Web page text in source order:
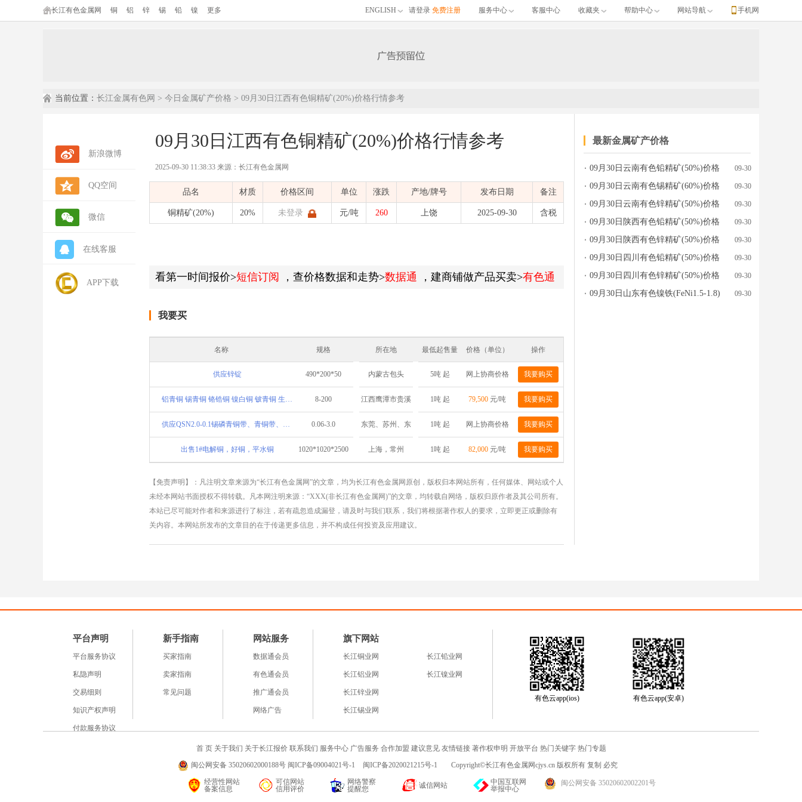
长江有色金属网 铜 铝 锌 锡 铅 镍 更多 ENGLISH 请登录 免费注册 服务中心 客服中心 收藏夹 帮助中心 网站导航 手机网
当前位置： 长江金属有色网 > 今日金属矿产价格 > 09月30日江西有色铜精矿(20%)价格行情参考
新浪微博
QQ空间
微信
在线客服
APP下载
09月30日江西有色铜精矿(20%)价格行情参考
2025-09-30 11:38:33 来源：长江有色金属网
品名 材质 价格区间 单位 涨跌 产地/牌号 发布日期 备注
铜精矿(20%) 20% 未登录 元/吨 260 上饶 2025-09-30 含税
看第一时间报价>短信订阅 ，查价格数据和走势>数据通 ，建商铺做产品买卖>有色通
我要买
名称 规格 所在地 最低起售量 价格（单位） 操作
供应锌锭 490*200*50 内蒙古包头 5吨 起 网上协商价格 我要购买
铝青铜 锡青铜 铬锆铜 镍白铜 铍青铜 生产厂直销 管棒板 8-200 江西鹰潭市贵溪
市铜产业循环经
济基地
1吨 起 79,500 元/吨 我要购买
供应QSN2.0-0.1锡磷青铜带、青铜带、磷铜带 0.06-3.0 东莞、苏州、东
营、深圳
1吨 起 网上协商价格 我要购买
出售1#电解铜，好铜，平水铜 1020*1020*2500 上海，常州 1吨 起 82,000 元/吨 我要购买
【免责声明】：凡注明文章来源为“长江有色金属网”的文章，均为长江有色金属网原创，版权归本网站所有，任何媒体、网站或个人
未经本网站书面授权不得转载。凡本网注明来源：“XXX(非长江有色金属网)”的文章，均转载自网络，版权归原作者及其公司所有。
本站已尽可能对作者和来源进行了标注，若有疏忽造成漏登，请及时与我们联系，我们将根据著作权人的要求，立即更正或删除有
关内容。本网站所发布的文章目的在于传递更多信息，并不构成任何投资及应用建议。
最新金属矿产价格
09月30日云南有色铅精矿(50%)价格
行情参考
09-30
09月30日云南有色锡精矿(60%)价格
行情参考
09-30
09月30日云南有色锌精矿(50%)价格
行情参考
09-30
09月30日陕西有色铅精矿(50%)价格
行情参考
09-30
09月30日陕西有色锌精矿(50%)价格
行情参考
09-30
09月30日四川有色铅精矿(50%)价格
行情参考
09-30
09月30日四川有色锌精矿(50%)价格
行情参考
09-30
09月30日山东有色镍铁(FeNi1.5-1.8)
09-30
平台声明
平台服务协议
私隐声明
交易细则
知识产权声明
付款服务协议
新手指南
买家指南
卖家指南
常见问题
网站服务
数据通会员
有色通会员
推广通会员
网络广告
旗下网站
长江铜业网
长江铝业网
长江锌业网
长江锡业网
长江铅业网
长江镍业网
有色云app(ios) 有色云app(安卓)
首 页 关于我们 关于长江报价 联系我们 服务中心 广告服务 合作加盟 建议意见 友情链接 著作权申明 开放平台 热门关键字 热门专题
闽公网安备 35020602000188号 闽ICP备09004021号-1
闽ICP备2020021215号-1 Copyright©长江有色金属网cjys.cn 版权所有 复制 必究
经营性网站
备案信息
可信网站
信用评价
网络警察
提醒您
诚信网站
中国互联网
举报中心
闽公网安备 35020602002201号